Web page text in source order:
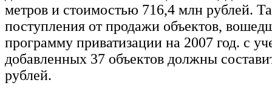
метров и стоимостью 716,4 млн рублей.
поступления от продажи объектов,
программу приватизации на 2007 год. с
добавленных 37 объектов должны
рублей.